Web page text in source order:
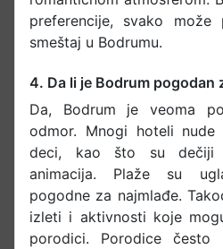
preferencije, svako može
smeštaj u Bodrumu.​
4. Da li je Bodrum pogodan
Da, Bodrum je veoma
odmor. Mnogi hoteli nude
deci, kao što su dečiji
animacija. Plaže su
pogodne za najmlađe.
izleti i aktivnosti koje
porodici. Porodice često